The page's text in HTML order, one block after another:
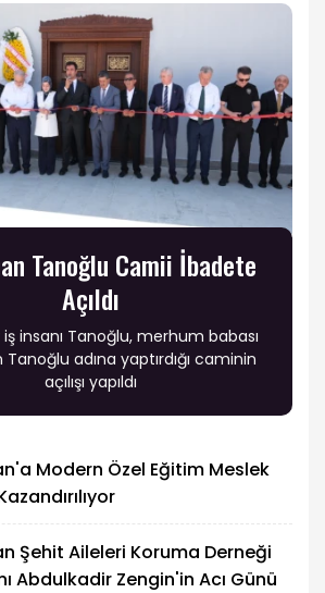
Tanoğlu Camii İbadete
Açıldı
iş insanı Tanoğlu, merhum babası
adına yaptırdığı caminin
açılışı yapıldı
Modern Özel Eğitim Meslek
Şehit Aileleri Koruma Derneği
Abdulkadir Zengin'in Acı Günü